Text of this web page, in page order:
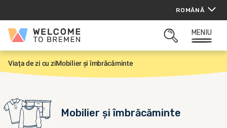
conținut
ROMÂNĂ
Welcome
Bremen
CĂUTARE
MENIU
P
r
a
p
a
g
Viața de zi cu ziMobilier și îmbrăcăminte
Mobilier și îmbrăcăminte